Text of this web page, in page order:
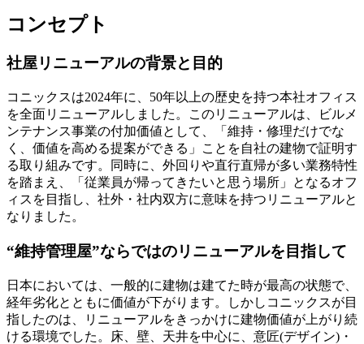
コンセプト
社屋リニューアルの背景と目的
コニックスは2024年に、50年以上の歴史を持つ本社オフィス
を全面リニューアルしました。このリニューアルは、ビルメ
ンテナンス事業の付加価値として、「維持・修理だけでな
く、価値を高める提案ができる」ことを自社の建物で証明す
る取り組みです。同時に、外回りや直行直帰が多い業務特性
を踏まえ、「従業員が帰ってきたいと思う場所」となるオフ
ィスを目指し、社外・社内双方に意味を持つリニューアルと
なりました。
“維持管理屋”ならではのリニューアルを目指して
日本においては、一般的に建物は建てた時が最高の状態で、
経年劣化とともに価値が下がります。しかしコニックスが目
指したのは、リニューアルをきっかけに建物価値が上がり続
ける環境でした。床、壁、天井を中心に、意匠(デザイン)・